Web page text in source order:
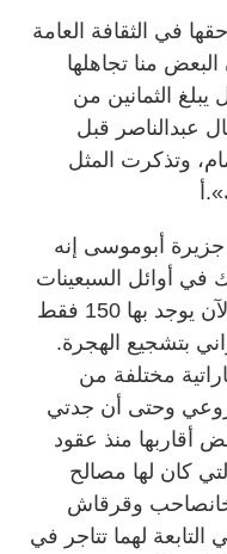
في الثقافة العامة
منا تجاهلها
الثمانين من
عبدالناصر قبل
وتذكرت المثل
أبوموسى إنه
أوائل السبعينات
وكان عدد الطلبة بها ،400 ولكن الآن يوجد بها 150 فقط
بتشجيع الهجرة.
مختلفة من
وحتى أن جدتي
أقاربها منذ عقود
كان لها مصالح
خانصاحب وقرقاش
لهما تتاجر في